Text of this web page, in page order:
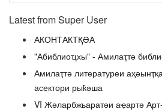
Latest from Super User
АКОНТАКТҚӘА
"Абиблиоҵхы" - Амилаҭтә
Амилаҭтә литературеи
асектори рыҟәша
VI Жәларбжьаратәи аҿартә